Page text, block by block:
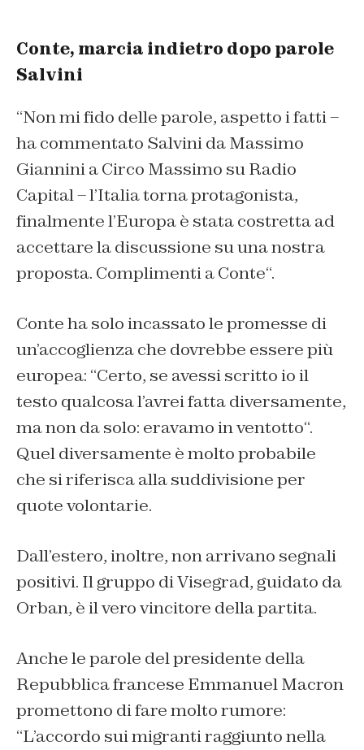
Conte, marcia indietro dopo parole
Salvini
“Non mi fido delle parole, aspetto i fatti–
ha commentato Salvini da Massimo
Giannini a Circo Massimo su Radio
Capital –l’Italia torna protagonista,
finalmente l’Europa è stata costretta ad
accettare la discussione su una nostra
proposta. Complimenti a Conte“.
Conte ha solo incassato le promesse di
un’accoglienza che dovrebbe essere più
europea: “Certo, se avessi scritto io il
testo qualcosa l’avrei fatta diversamente,
ma non da solo: eravamo in ventotto“.
Quel diversamente è molto probabile
che si riferisca alla suddivisione per
quote volontarie.
Dall’estero, inoltre, non arrivano segnali
positivi. Il gruppo di Visegrad, guidato da
Orban, è il vero vincitore della partita.
Anche le parole del presidente della
Repubblica francese Emmanuel Macron
promettono di fare molto rumore:
“L’accordo sui migranti raggiunto nella